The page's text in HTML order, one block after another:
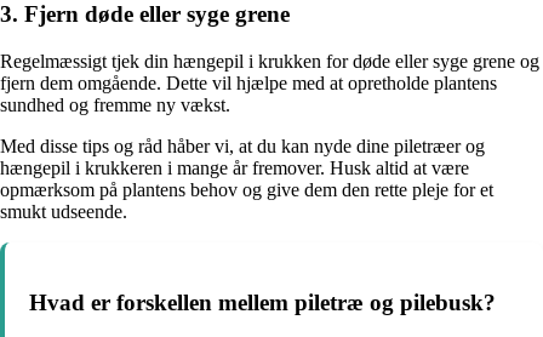
3. Fjern døde eller syge grene
Regelmæssigt tjek din hængepil i krukken for døde eller syge grene og
fjern dem omgående. Dette vil hjælpe med at opretholde plantens
sundhed og fremme ny vækst.
Med disse tips og råd håber vi, at du kan nyde dine piletræer og
hængepil i krukkeren i mange år fremover. Husk altid at være
opmærksom på plantens behov og give dem den rette pleje for et
smukt udseende.
Hvad er forskellen mellem piletræ og pilebusk?